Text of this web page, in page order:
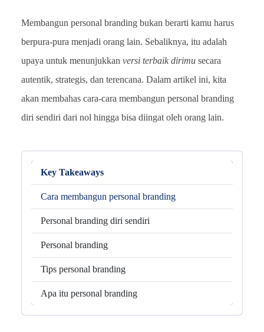
Membangun personal branding bukan berarti kamu harus
berpura-pura menjadi orang lain. Sebaliknya, itu adalah
upaya untuk menunjukkan versi terbaik dirimu secara
autentik, strategis, dan terencana. Dalam artikel ini, kita
akan membahas cara-cara membangun personal branding
diri sendiri dari nol hingga bisa diingat oleh orang lain.
Key Takeaways
Cara membangun personal branding
Personal branding diri sendiri
Personal branding
Tips personal branding
Apa itu personal branding